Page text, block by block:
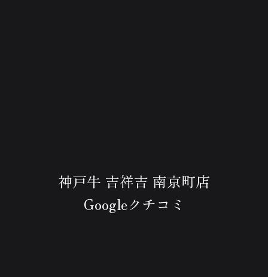
神戸牛 吉祥吉 南京町店
Googleクチコミ